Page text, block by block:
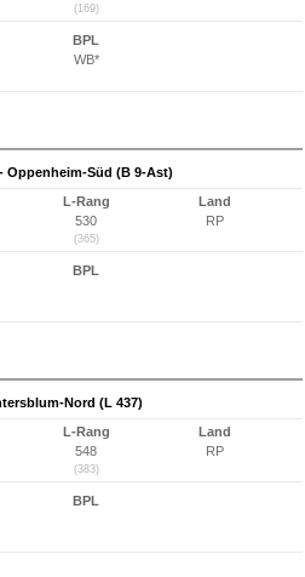
(169)
BPL
WB*
Oppenheim-Süd (B 9-Ast)
L-Rang
530
(365)
Land
RP
BPL
Nord (L 437)
L-Rang
548
(383)
Land
RP
BPL